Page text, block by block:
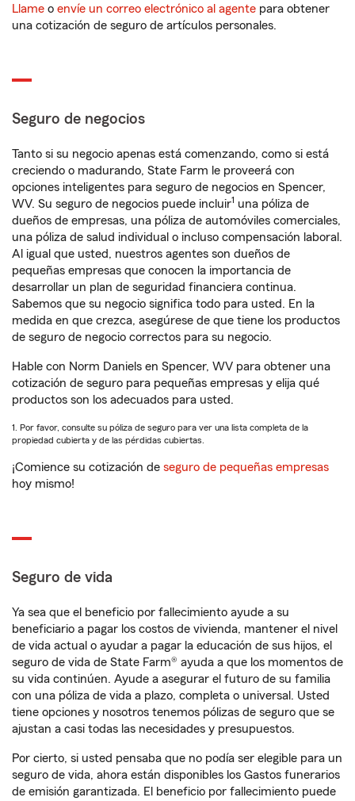
Llame o envíe un correo electrónico al agente para obtener
una cotización de seguro de artículos personales.
Seguro de negocios
Tanto si su negocio apenas está comenzando, como si está
creciendo o madurando, State Farm le proveerá con
opciones inteligentes para seguro de negocios en Spencer,
WV. Su seguro de negocios puede incluir1 una póliza de
dueños de empresas, una póliza de automóviles comerciales,
una póliza de salud individual o incluso compensación laboral.
Al igual que usted, nuestros agentes son dueños de
pequeñas empresas que conocen la importancia de
desarrollar un plan de seguridad financiera continua.
Sabemos que su negocio significa todo para usted. En la
medida en que crezca, asegúrese de que tiene los productos
de seguro de negocio correctos para su negocio.
Hable con Norm Daniels en Spencer, WV para obtener una
cotización de seguro para pequeñas empresas y elija qué
productos son los adecuados para usted.
1. Por favor, consulte su póliza de seguro para ver una lista completa de la
propiedad cubierta y de las pérdidas cubiertas.
¡Comience su cotización de seguro de pequeñas empresas
hoy mismo!
Seguro de vida
Ya sea que el beneficio por fallecimiento ayude a su
beneficiario a pagar los costos de vivienda, mantener el nivel
de vida actual o ayudar a pagar la educación de sus hijos, el
seguro de vida de State Farm® ayuda a que los momentos de
su vida continúen. Ayude a asegurar el futuro de su familia
con una póliza de vida a plazo, completa o universal. Usted
tiene opciones y nosotros tenemos pólizas de seguro que se
ajustan a casi todas las necesidades y presupuestos.
Por cierto, si usted pensaba que no podía ser elegible para un
seguro de vida, ahora están disponibles los Gastos funerarios
de emisión garantizada. El beneficio por fallecimiento puede